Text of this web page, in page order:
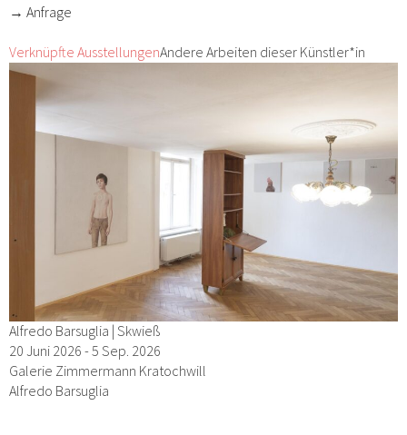
→ Anfrage
Verknüpfte AusstellungenAndere Arbeiten dieser Künstler*in
Alfredo Barsuglia | Skwieß
20 Juni 2026 - 5 Sep. 2026
Galerie Zimmermann Kratochwill
Alfredo Barsuglia